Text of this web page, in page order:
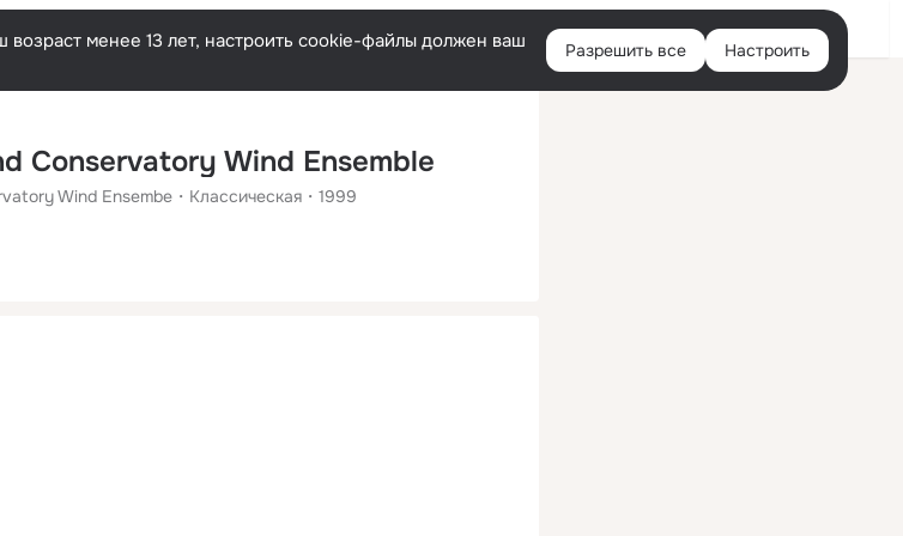
Русский Войти
менее 13 лет, настроить cookie-файлы должен ваш
Разрешить все Настроить
Conservatory Wind Ensemble
Wind Ensembe Классическая 1999